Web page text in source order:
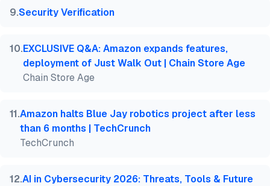
9.Security Verification
10.EXCLUSIVE Q&A: Amazon expands features,
deployment of Just Walk Out | Chain Store Age
Chain Store Age
11.Amazon halts Blue Jay robotics project after less
than 6 months | TechCrunch
TechCrunch
12.AI in Cybersecurity 2026: Threats, Tools & Future